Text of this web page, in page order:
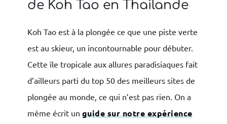
de Koh Tao en Thailande
Koh Tao est à la plongée ce que une piste verte
est au skieur, un incontournable pour débuter.
Cette île tropicale aux allures paradisiaques fait
d’ailleurs parti du top 50 des meilleurs sites de
plongée au monde, ce qui n’est pas rien. On a
même écrit un guide sur notre expérience